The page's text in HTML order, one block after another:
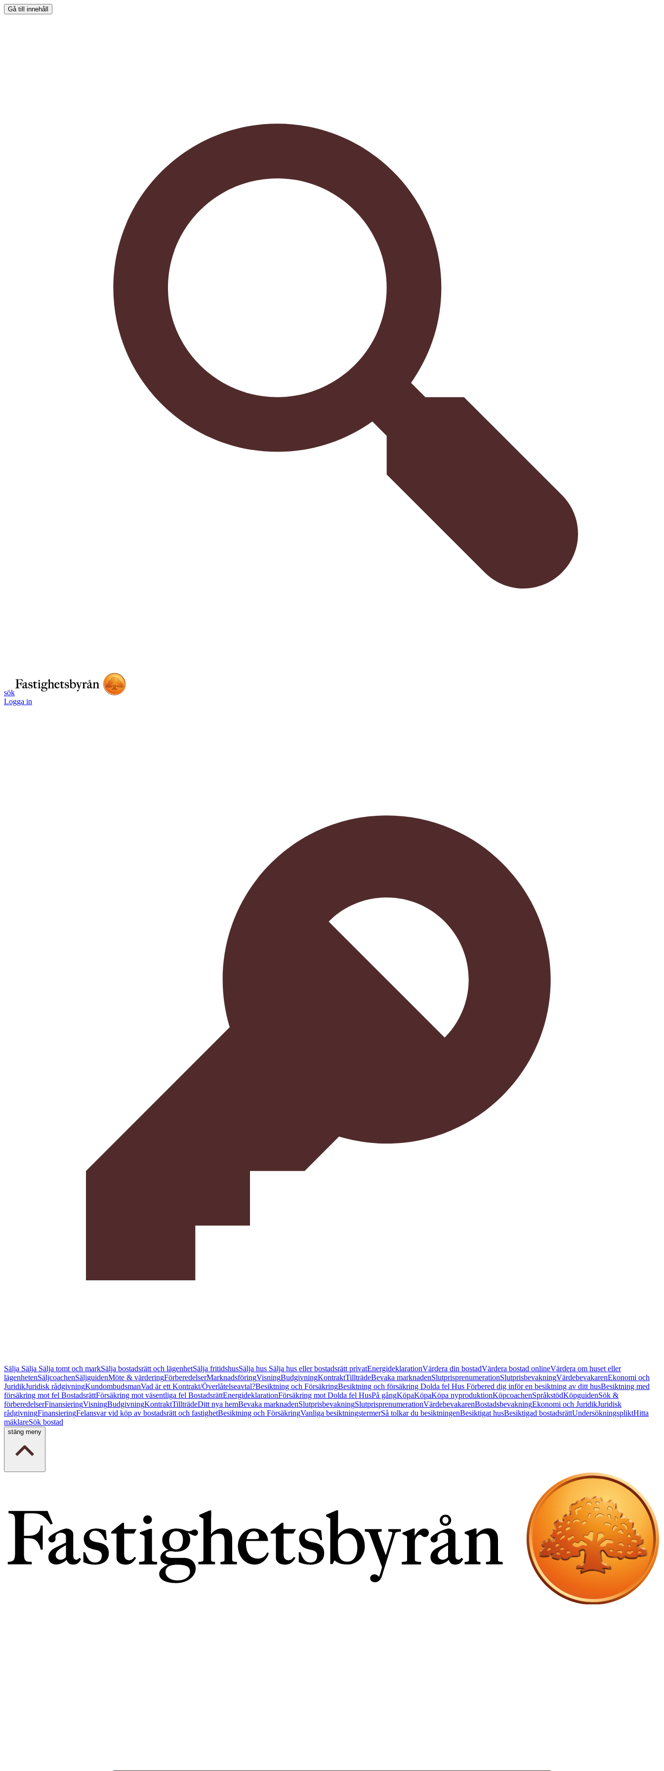
Gå till innehåll
sök
Logga in
Sälja Sälja Sälja tomt och markSälja bostadsrätt och lägenhetSälja fritidshusSälja hus Sälja hus eller bostadsrätt privatEnergideklarationVärdera din bostadVärdera bostad onlineVärdera om huset eller
lägenhetenSäljcoachenSäljguidenMöte & värderingFörberedelserMarknadsföringVisningBudgivningKontraktTillträdeBevaka marknadenSlutprisprenumerationSlutprisbevakningVärdebevakarenEkonomi och
JuridikJuridisk rådgivningKundombudsmanVad är ett Kontrakt/Överlåtelseavtal?Besiktning och FörsäkringBesiktning och försäkring Dolda fel Hus Förbered dig inför en besiktning av ditt husBesiktning med
försäkring mot fel BostadsrättFörsäkring mot väsentliga fel BostadsrättEnergideklarationFörsäkring mot Dolda fel HusPå gångKöpaKöpaKöpa nyproduktionKöpcoachenSpråkstödKöpguidenSök &
förberedelserFinansieringVisningBudgivningKontraktTillträdeDitt nya hemBevaka marknadenSlutprisbevakningSlutprisprenumerationVärdebevakarenBostadsbevakningEkonomi och JuridikJuridisk
rådgivningFinansieringFelansvar vid köp av bostadsrätt och fastighetBesiktning och FörsäkringVanliga besiktningstermerSå tolkar du besiktningenBesiktigat husBesiktigad bostadsrättUndersökningspliktHitta
mäklareSök bostad
stäng meny